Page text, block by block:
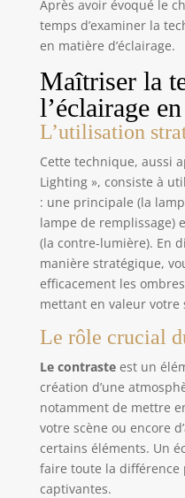
de téléphone
d'autres
utilisations.
conception
facilement rangé
le compagnon
déplacement.
tournée
offre la flexibilité
différentes
Après avoir évoqué le
temps d’examiner la
en matière d’éclairage.
Maîtriser la
l’éclairage
L’utilisation
Cette technique, aussi
Lighting », consiste à
: une principale (la
lampe de remplissage)
(la contre-lumière). En
manière stratégique,
efficacement les
mettant en valeur votre
Le rôle crucial
Le contrasteest un
création d’une
notamment de mettre
votre scène ou encore
certains éléments. Un
faire toute la différence
captivantes.